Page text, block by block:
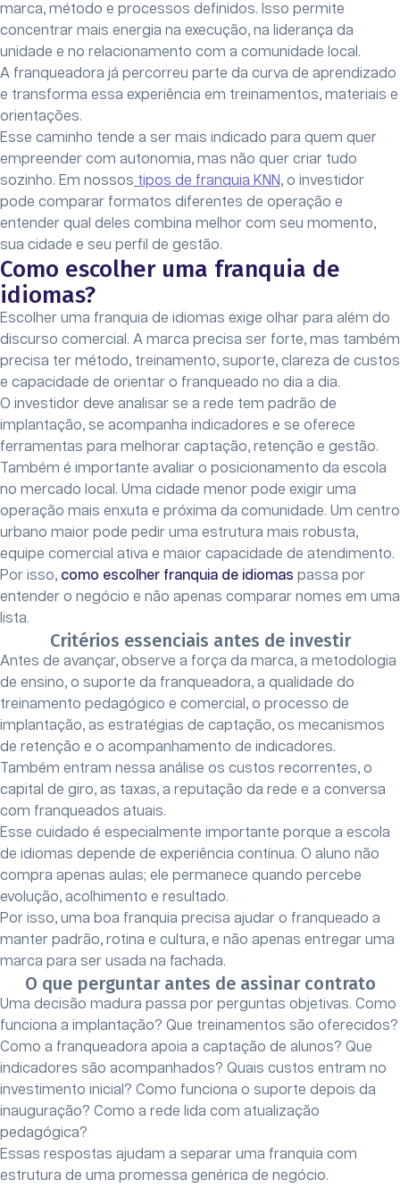
marca, método e processos definidos. Isso permite
concentrar mais energia na execução, na liderança da
unidade e no relacionamento com a comunidade local.
A franqueadora já percorreu parte da curva de aprendizado
e transforma essa experiência em treinamentos, materiais e
orientações.
Esse caminho tende a ser mais indicado para quem quer
empreender com autonomia, mas não quer criar tudo
sozinho. Em nossos tipos de franquia KNN, o investidor
pode comparar formatos diferentes de operação e
entender qual deles combina melhor com seu momento,
sua cidade e seu perfil de gestão.
Como escolher uma franquia de
idiomas?
Escolher uma franquia de idiomas exige olhar para além do
discurso comercial. A marca precisa ser forte, mas também
precisa ter método, treinamento, suporte, clareza de custos
e capacidade de orientar o franqueado no dia a dia.
O investidor deve analisar se a rede tem padrão de
implantação, se acompanha indicadores e se oferece
ferramentas para melhorar captação, retenção e gestão.
Também é importante avaliar o posicionamento da escola
no mercado local. Uma cidade menor pode exigir uma
operação mais enxuta e próxima da comunidade. Um centro
urbano maior pode pedir uma estrutura mais robusta,
equipe comercial ativa e maior capacidade de atendimento.
Por isso, como escolher franquia de idiomas passa por
entender o negócio e não apenas comparar nomes em uma
lista.
Critérios essenciais antes de investir
Antes de avançar, observe a força da marca, a metodologia
de ensino, o suporte da franqueadora, a qualidade do
treinamento pedagógico e comercial, o processo de
implantação, as estratégias de captação, os mecanismos
de retenção e o acompanhamento de indicadores.
Também entram nessa análise os custos recorrentes, o
capital de giro, as taxas, a reputação da rede e a conversa
com franqueados atuais.
Esse cuidado é especialmente importante porque a escola
de idiomas depende de experiência contínua. O aluno não
compra apenas aulas; ele permanece quando percebe
evolução, acolhimento e resultado.
Por isso, uma boa franquia precisa ajudar o franqueado a
manter padrão, rotina e cultura, e não apenas entregar uma
marca para ser usada na fachada.
O que perguntar antes de assinar contrato
Uma decisão madura passa por perguntas objetivas. Como
funciona a implantação? Que treinamentos são oferecidos?
Como a franqueadora apoia a captação de alunos? Que
indicadores são acompanhados? Quais custos entram no
investimento inicial? Como funciona o suporte depois da
inauguração? Como a rede lida com atualização
pedagógica?
Essas respostas ajudam a separar uma franquia com
estrutura de uma promessa genérica de negócio.